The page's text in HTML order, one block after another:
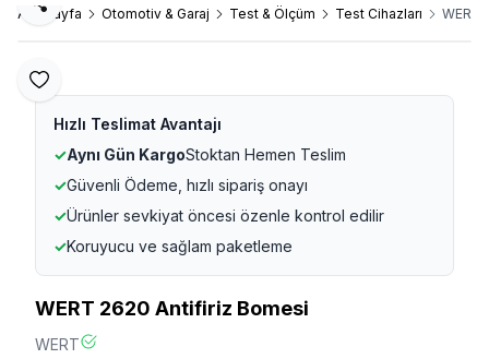
Ana Sayfa Otomotiv & Garaj Test & Ölçüm Test Cihazları WERT
Favoriye Ekle
Paylaş
Hızlı Teslimat Avantajı
✓Aynı Gün KargoStoktan Hemen Teslim
✓Güvenli Ödeme, hızlı sipariş onayı
✓Ürünler sevkiyat öncesi özenle kontrol edilir
✓Koruyucu ve sağlam paketleme
WERT 2620 Antifiriz Bomesi
WERT